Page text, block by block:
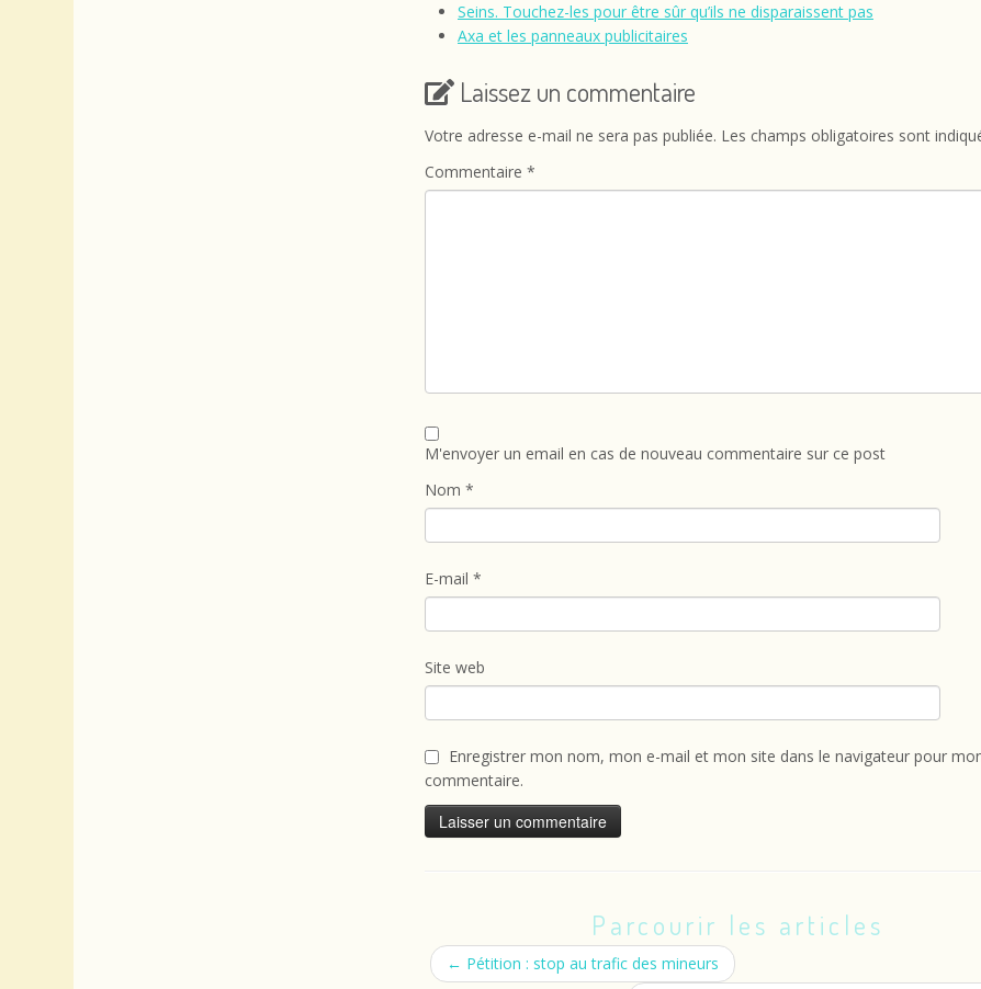
Seins. Touchez-les pour être sûr qu’ils ne disparaissent pas
Axa et les panneaux publicitaires
Laissez un commentaire
Votre adresse e-mail ne sera pas publiée. Les champs obligatoires sont
Commentaire *
M'envoyer un email en cas de nouveau commentaire sur ce post
Nom *
E-mail *
Site web
Enregistrer mon nom, mon e-mail et mon site dans le navigateur pour
commentaire.
Parcourir les articles
← Pétition : stop au trafic des mineurs